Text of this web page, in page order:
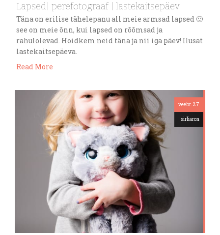
Lapsed| perefotograaf | lastekaitsepäev
Täna on erilise tähelepanu all meie armsad lapsed 🙂
see on meie õnn, kui lapsed on rõõmsad ja
rahulolevad. Hoidkem neid täna ja nii iga päev! Ilusat
lastekaitsepäeva.
Read More
veebr. 27
sirliaron